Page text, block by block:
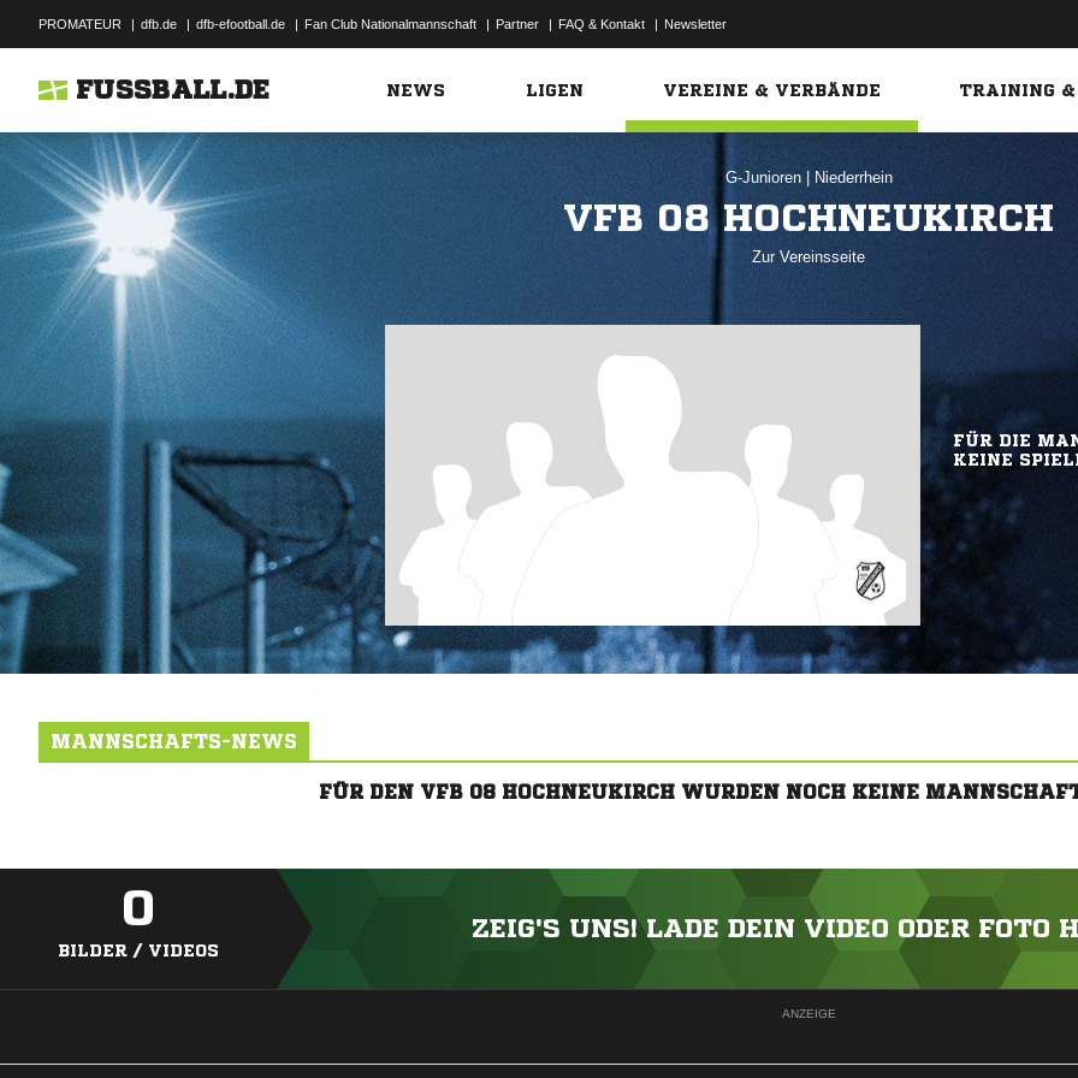
PROMATEUR | dfb.de | dfb-efootball.de | Fan Club Nationalmannschaft | Partner | FAQ & Kontakt | Newsletter
FUSSBALL.DE NEWS LIGEN VEREINE & VERBÄNDE TRAINING &
G-Junioren Niederrhein
VFB 08 HOCHNEUKIRCH
Zur Vereinsseite
FÜR DIE
KEINE
MANNSCHAFTS-NEWS
FÜR DEN VFB 08 HOCHNEUKIRCH WURDEN NOCH KEINE
0
BILDER / VIDEOS
ZEIG'S UNS! LADE DEIN VIDEO ODER FOTO
ANZEIGE